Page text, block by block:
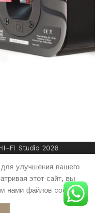
FI Studio 2026
улучшения вашего
этот сайт, вы
нами файлов cookie.